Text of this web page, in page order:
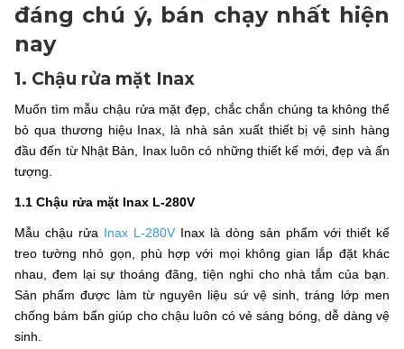
đáng chú ý, bán chạy nhất hiện
nay
1. Chậu rửa mặt Inax
Muốn tìm mẫu chậu rửa mặt đẹp, chắc chắn chúng ta không thể
bỏ qua thương hiệu Inax, là nhà sản xuất thiết bị vệ sinh hàng
đầu đến từ Nhật Bản, Inax luôn có những thiết kế mới, đẹp và ấn
tượng.
1.1 Chậu rửa mặt Inax L-280V
Mẫu chậu rửa Inax L-280VInax là dòng sản phẩm với thiết kế
treo tường nhỏ gọn, phù hợp với mọi không gian lắp đặt khác
nhau, đem lại sự thoáng đãng, tiện nghi cho nhà tắm của bạn.
Sản phẩm được làm từ nguyên liệu sứ vệ sinh, tráng lớp men
chống bám bẩn giúp cho chậu luôn có vẻ sáng bóng, dễ dàng vệ
sinh.